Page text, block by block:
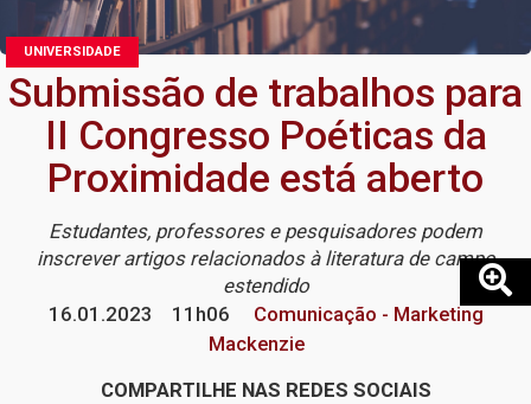
UNIVERSIDADE
Submissão de trabalhos para
II Congresso Poéticas da
Proximidade está aberto
Estudantes, professores e pesquisadores podem
inscrever artigos relacionados à literatura de campo
estendido
16.01.2023
11h06
Comunicação - Marketing
Mackenzie
COMPARTILHE NAS REDES SOCIAIS